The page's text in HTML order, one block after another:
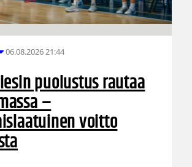
06.08.2026 21:44
puolustus rautaa
–
voitto